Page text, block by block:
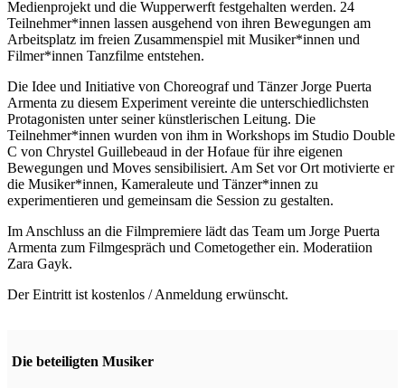
Medienprojekt und die Wupperwerft festgehalten werden. 24
Teilnehmer*innen lassen ausgehend von ihren Bewegungen am
Arbeitsplatz im freien Zusammenspiel mit Musiker*innen und
Filmer*innen Tanzfilme entstehen.
Die Idee und Initiative von Choreograf und Tänzer Jorge Puerta
Armenta zu diesem Experiment vereinte die unterschiedlichsten
Protagonisten unter seiner künstlerischen Leitung. Die
Teilnehmer*innen wurden von ihm in Workshops im Studio Double
C von Chrystel Guillebeaud in der Hofaue für ihre eigenen
Bewegungen und Moves sensibilisiert. Am Set vor Ort motivierte er
die Musiker*innen, Kameraleute und Tänzer*innen zu
experimentieren und gemeinsam die Session zu gestalten.
Im Anschluss an die Filmpremiere lädt das Team um Jorge Puerta
Armenta zum Filmgespräch und Cometogether ein. Moderatiion
Zara Gayk.
Der Eintritt ist kostenlos / Anmeldung erwünscht.
Die beteiligten Musiker